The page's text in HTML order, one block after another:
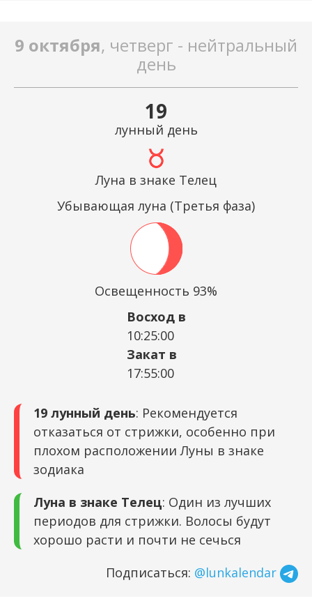
9 октября, четверг - нейтральный
день
19
лунный день
Луна в знаке Телец
Убывающая луна (Третья фаза)
Освещенность 93%
Восход в
10:25:00
Закат в
17:55:00
19 лунный день: Рекомендуется
отказаться от стрижки, особенно при
плохом расположении Луны в знаке
зодиака
Луна в знаке Телец: Один из лучших
периодов для стрижки. Волосы будут
хорошо расти и почти не сечься
Подписаться: @lunkalendar